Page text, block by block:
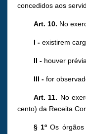
concedidos aos
Art. 10. No
I -existirem
II - houver
III - for
Art. 11. No
cento) da Receita
§ 1º Os